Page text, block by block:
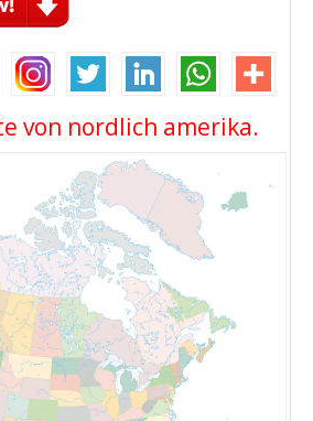
von nordlich amerika.